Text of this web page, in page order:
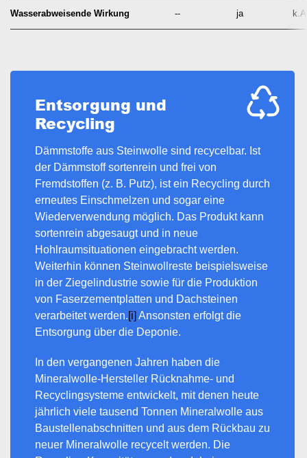
Wasserabweisende Wirkung -- ja
Entsorgung und
Recycling
Dämmstoffe aus Steinwolle sind recycelbar. Ist
der Dämmstoff sortenrein und frei von
Fremdstoffen (z. B. Putz), ist ein Recycling durch
erneutes Einschmelzen und sogar eine
Wiederverwendung möglich. Das Produkt kann
sortenrein abgesaugt und in neue
Hohlraumsituationen eingebracht werden.
Weiterhin können Steinwollreste beispielsweise
in der Ziegelindustrie sowie für die Produktion
von Faserzementplatten und Dachsteinen
verarbeitet werden.[i] Ansonsten erfolgt die
Entsorgung über die Deponie.
In den vergangenen Jahren haben die
Mineralwolle-Hersteller Rücknahme- und
Recyclingsysteme entwickelt, mit denen heute
jährlich viele tausend Tonnen Mineralwolle aus
Baustellenabschnitten und aus dem Rückbau zu
neuer Mineralwolle recycelt werden. Die